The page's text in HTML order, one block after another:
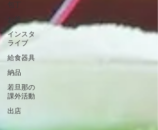
包丁
お釜
インスタ
ライブ
給食器具
納品
若旦那の
課外活動
出店